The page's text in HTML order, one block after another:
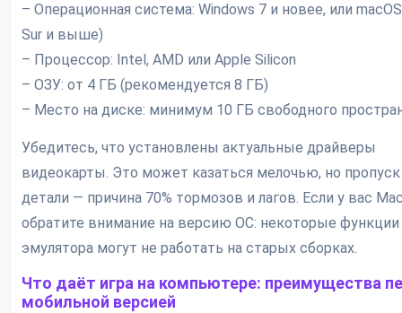
– Операционная система: Windows 7 и новее, или
Sur и выше)
– Процессор: Intel, AMD или Apple Silicon
– ОЗУ: от 4 ГБ (рекомендуется 8 ГБ)
– Место на диске: минимум 10 ГБ свободного
Убедитесь, что установлены актуальные драйверы
видеокарты. Это может казаться мелочью, но пропуск
детали — причина 70% тормозов и лагов. Если у вас
обратите внимание на версию ОС: некоторые функции
эмулятора могут не работать на старых сборках.
Что даёт игра на компьютере: преимущества
мобильной версией